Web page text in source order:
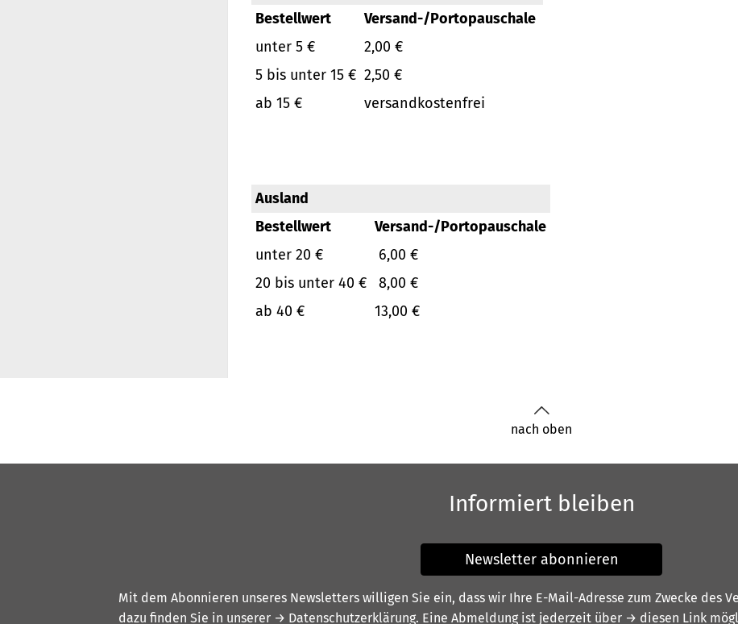
Bestellwert
Versand-/Portopauschale
unter 5 €
2,00 €
5 bis unter 15 € 2,50 €
ab 15 €
versandkostenfrei
Ausland
Bestellwert
Versand-/Portopauschale
unter 20 €
6,00 €
20 bis unter 40 €
8,00 €
ab 40 €
13,00 €
nach oben
Informiert bleiben
Newsletter abonnieren
Mit dem Abonnieren unseres Newsletters willigen Sie ein, dass wir Ihre E-Mail-Adresse zum Zwecke des
dazu finden Sie in unserer → Datenschutzerklärung. Eine Abmeldung ist jederzeit über → diesen Link